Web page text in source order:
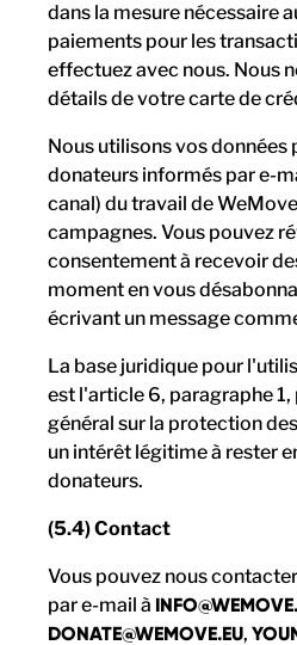
dans la mesure nécessaire
paiements pour les
effectuez avec nous. Nous
détails de votre carte de
Nous utilisons vos données
donateurs informés par e-
canal) du travail de
campagnes. Vous pouvez
consentement à recevoir
moment en vous
écrivant un message
La base juridique pour
est l'article 6, paragraphe
général sur la protection
un intérêt légitime à rester
donateurs.
(5.4) Contact
Vous pouvez nous
par e-mail à
DONATE@WEMOVE.EU,